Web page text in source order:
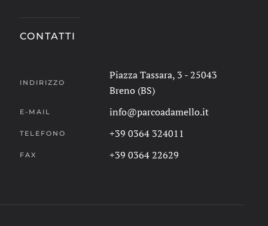
CONTATTI
INDIRIZZO
Piazza Tassara, 3 - 25043
Breno (BS)
E-MAIL info@parcoadamello.it
TELEFONO +39 0364 324011
FAX +39 0364 22629